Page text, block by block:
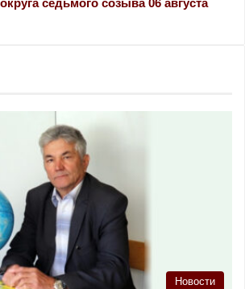
седьмого созыва 06 августа
Новости